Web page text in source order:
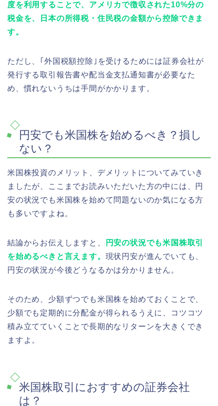
度を利用することで、アメリカで徴収された10%分の
税金を、日本の所得税・住民税の金額から控除できま
す。
ただし、｢外国税額控除｣を受けるためには証券会社が
発行する取引報告書や配当金支払通知書が必要なた
め、慣れないうちは手間がかかります。
円安でも米国株を始めるべき？損し
ない？
米国株投資のメリット、デメリットについてみていき
ましたが、ここまでお読みいただいた方の中には、円
安の状況でも米国株を始めて問題ないのか気になる方
も多いですよね。
結論からお伝えしますと、
円安の状況でも米国株取引
を始めるべきと言えます。 現状円安が進んでいても、
円安の状況が今後どうなるかは分かりません。
そのため、少額ずつでも米国株を始めておくことで、
少額でも定期的に分配金が得られるうえに、コツコツ
積み立てていくことで長期的なリターンを大きくでき
ますよ。
米国株取引におすすめの証券会社
は？